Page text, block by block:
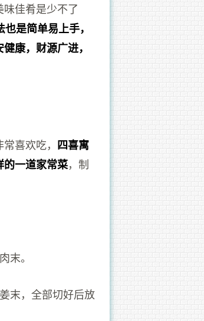
佳肴是少不了
是简单易上手，
康，财源广进，
喜欢吃， 四喜寓
的一道家常菜，制
末。
末，全部切好后放